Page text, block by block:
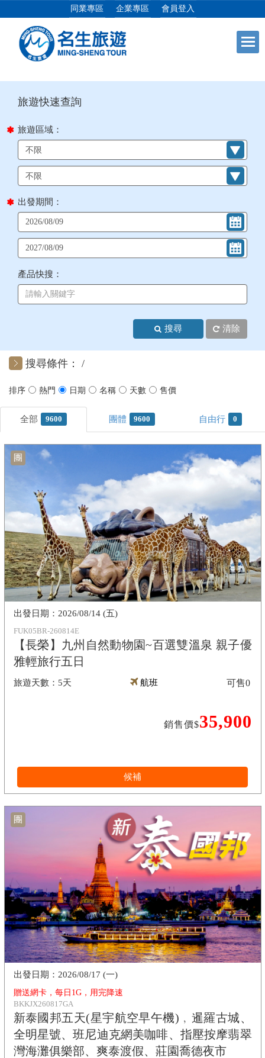
同業專區 企業專區 會員登入
日本專館 +
郵輪假期
海島假期 +
韓國
東南亞 +
美加紐澳 +
+
客製化行程
目前位置： 首頁 列表
旅遊區域：
出發期間：
產品快搜：
搜尋 清除
搜尋條件：
9600 9600 0
團
FUK05BR-260814E
【長榮】九州自然動物園~百選雙溫泉 親子優
雅輕旅行五日
5天
2026/08/14 (五)
航班
銷售價$35,900
可售0
候補
團
贈送網卡，每日1G，用完降速
BKKJX260817GA
新泰國邦五天(星宇航空早午機)﹐暹羅古城、
全明星號、班尼迪克網美咖啡、指壓按摩翡翠
灣海灘俱樂部、爽泰渡假、莊園喬德夜市
2026/08/17 (一)